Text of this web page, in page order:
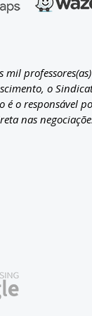
mil
o
é o responsável
nas